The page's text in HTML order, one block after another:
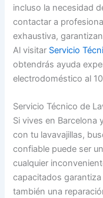
incluso la necesidad
contactar a
exhaustiva,
Al visitar Servicio
obtendrás ayuda
electrodoméstico al
Servicio Técnico de
Si vives en Barcelona
con tu lavavajillas,
confiable puede ser
cualquier
capacitados
también una